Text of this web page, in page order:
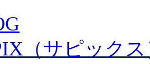
（サピック